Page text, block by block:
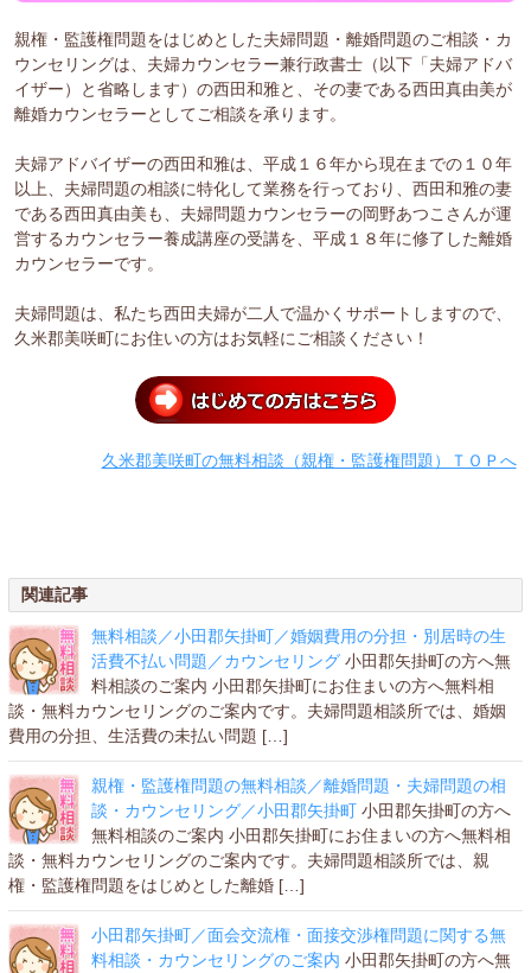
親権・監護権問題をはじめとした夫婦問題・離婚問題のご相談・カ
ウンセリングは、夫婦カウンセラー兼行政書士（以下「夫婦アドバ
イザー）と省略します）の西田和雅と、その妻である西田真由美が
離婚カウンセラーとしてご相談を承ります。
夫婦アドバイザーの西田和雅は、平成１６年から現在までの１０年
以上、夫婦問題の相談に特化して業務を行っており、西田和雅の妻
である西田真由美も、夫婦問題カウンセラーの岡野あつこさんが運
営するカウンセラー養成講座の受講を、平成１８年に修了した離婚
カウンセラーです。
夫婦問題は、私たち西田夫婦が二人で温かくサポートしますので、
久米郡美咲町にお住いの方はお気軽にご相談ください！
久米郡美咲町の無料相談（親権・監護権問題）ＴＯＰへ
関連記事
無料相談／小田郡矢掛町／婚姻費用の分担・別居時の生
活費不払い問題／カウンセリング 小田郡矢掛町の方へ無
料相談のご案内 小田郡矢掛町にお住まいの方へ無料相
談・無料カウンセリングのご案内です。夫婦問題相談所では、婚姻
費用の分担、生活費の未払い問題 […]
親権・監護権問題の無料相談／離婚問題・夫婦問題の相
談・カウンセリング／小田郡矢掛町 小田郡矢掛町の方へ
無料相談のご案内 小田郡矢掛町にお住まいの方へ無料相
談・無料カウンセリングのご案内です。夫婦問題相談所では、親
権・監護権問題をはじめとした離婚 […]
小田郡矢掛町／面会交流権・面接交渉権問題に関する無
料相談・カウンセリングのご案内 小田郡矢掛町の方へ無